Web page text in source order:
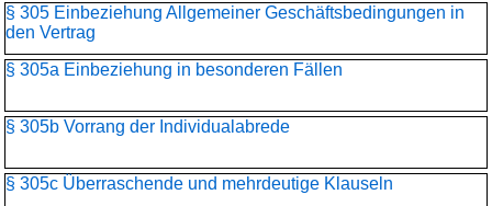
§ 305 Einbeziehung Allgemeiner Geschäftsbedingungen in
den Vertrag
§ 305a Einbeziehung in besonderen Fällen
§ 305b Vorrang der Individualabrede
§ 305c Überraschende und mehrdeutige Klauseln